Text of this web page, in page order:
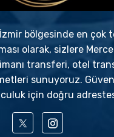
bölgesinde en çok
olarak, sizlere
transferi, otel
sunuyoruz.
için doğru